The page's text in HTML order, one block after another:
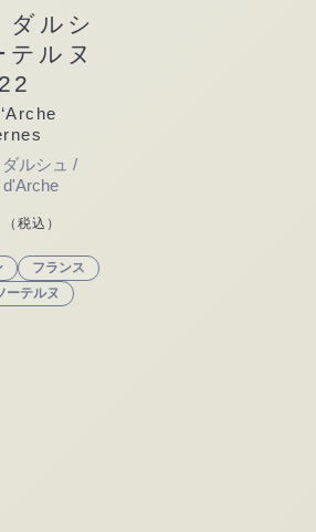
入れる
ダルシ
ルヌ
ルシュ /
（税込）
フランス
ーテルヌ